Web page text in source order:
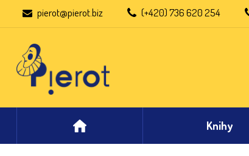
pierot@pierot.biz (+420) 736 620 254
Knihy